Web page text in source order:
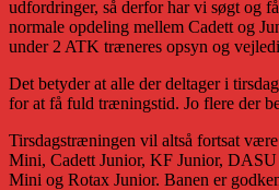
udfordringer, så derfor har vi søgt og
normale opdeling mellem Cadett og
under 2 ATK træneres opsyn og
Det betyder at alle der deltager i
for at få fuld træningstid. Jo flere der
Tirsdagstræningen vil altså fortsat
Mini, Cadett Junior, KF Junior,
Mini og Rotax Junior. Banen er